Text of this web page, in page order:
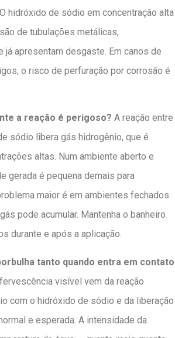
hidróxido de sódio em concentração alta
de tubulações metálicas,
já apresentam desgaste. Em canos de
o risco de perfuração por corrosão é
a reação é perigoso? A reação entre
sódio libera gás hidrogênio, que é
altas. Num ambiente aberto e
gerada é pequena demais para
maior é em ambientes fechados
pode acumular. Mantenha o banheiro
durante e após a aplicação.
tanto quando entra em contato
visível vem da reação
com o hidróxido de sódio e da liberação
e esperada. A intensidade da